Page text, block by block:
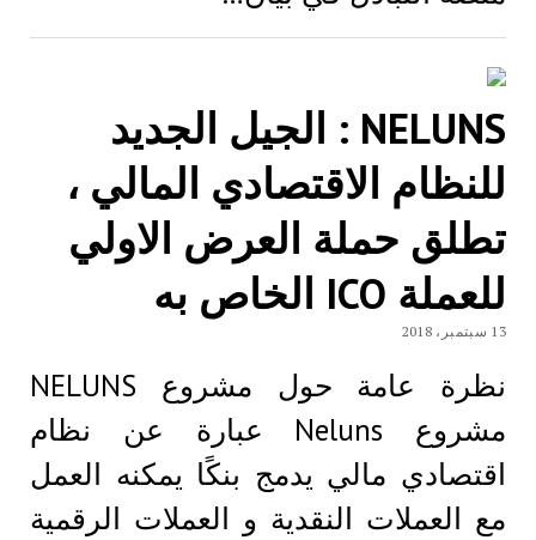
NELUNS : الجيل الجديد
للنظام الاقتصادي المالي ،
تطلق حملة العرض الاولي
للعملة ICO الخاص به
13 سبتمبر، 2018
نظرة عامة حول مشروع NELUNS
مشروع Neluns عبارة عن نظام
اقتصادي مالي يدمج بنكًا يمكنه العمل
مع العملات النقدية و العملات الرقمية